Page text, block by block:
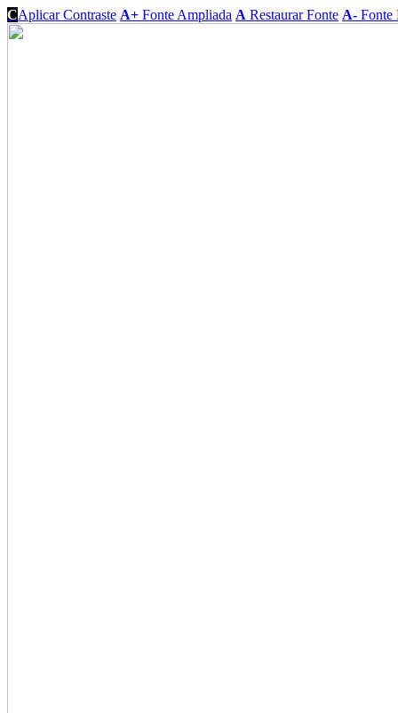
CAplicar Contraste A+ Fonte Ampliada A Restaurar Fonte A- Fonte